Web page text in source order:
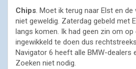
Chips . Moet ik terug naar Elst en
niet geweldig. Zaterdag gebeld met
langs komen. Ik had geen zin om op
ingewikkeld te doen dus
Navigator 6 heeft alle BMW-dealers
Zoeken niet nodig.